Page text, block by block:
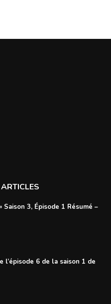
Saison 3, Épisode 1 Résumé –
l’épisode 6 de la saison 1 de